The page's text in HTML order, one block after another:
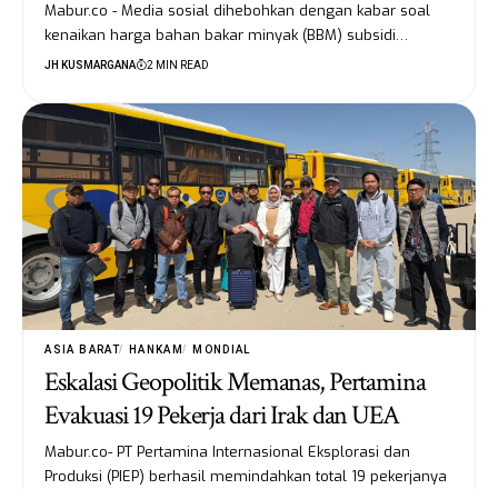
Mabur.co - Media sosial dihebohkan dengan kabar soal
kenaikan harga bahan bakar minyak (BBM) subsidi…
JH KUSMARGANA 2 MIN READ
ASIA BARAT HANKAM MONDIAL
Eskalasi Geopolitik Memanas, Pertamina
Evakuasi 19 Pekerja dari Irak dan UEA
Mabur.co- PT Pertamina Internasional Eksplorasi dan
Produksi (PIEP) berhasil memindahkan total 19 pekerjanya